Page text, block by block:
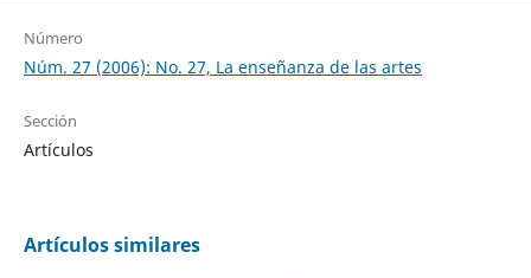
Número
Núm. 27 (2006): No. 27, La enseñanza de las artes
Sección
Artículos
Artículos similares